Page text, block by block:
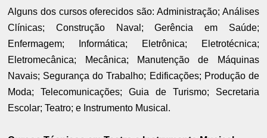
Alguns dos cursos oferecidos são: Administração; Análises
Clínicas; Construção Naval; Gerência em Saúde;
Enfermagem; Informática; Eletrônica; Eletrotécnica;
Eletromecânica; Mecânica; Manutenção de Máquinas
Navais; Segurança do Trabalho; Edificações; Produção de
Moda; Telecomunicações; Guia de Turismo; Secretaria
Escolar; Teatro; e Instrumento Musical.